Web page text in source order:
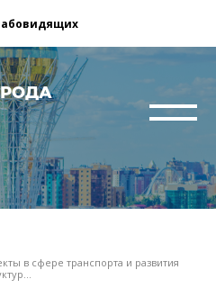
в сфере транспорта и развития